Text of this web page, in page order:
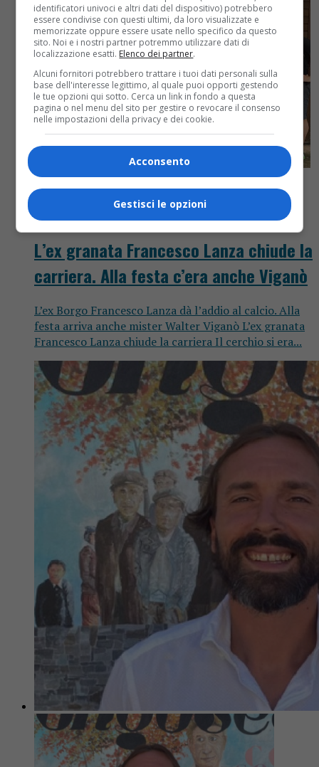
Attualità
L’ex granata Francesco Lanza chiude la
carriera. Alla festa c’era anche Viganò
L’ex Borgo Francesco Lanza dà l’addio al calcio. Alla
festa arriva anche mister Walter Viganò L’ex granata
Francesco Lanza chiude la carriera Il cerchio si era...
identificatori univoci e altri dati del dispositivo) potrebbero
essere condivise con questi ultimi, da loro visualizzate e
memorizzate oppure essere usate nello specifico da questo
sito. Noi e i nostri partner potremmo utilizzare dati di
localizzazione esatti. Elenco dei partner.
Alcuni fornitori potrebbero trattare i tuoi dati personali sulla
base dell'interesse legittimo, al quale puoi opporti gestendo
le tue opzioni qui sotto. Cerca un link in fondo a questa
pagina o nel menu del sito per gestire o revocare il consenso
nelle impostazioni della privacy e dei cookie.
Acconsento
Gestisci le opzioni